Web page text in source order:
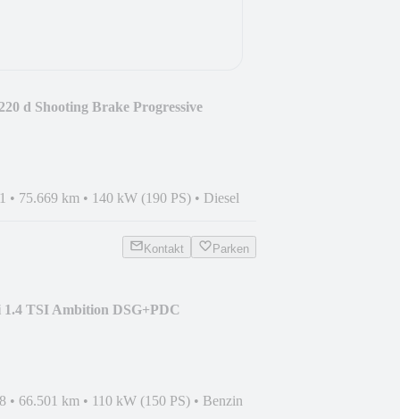
d Shooting Brake Progressive
• 75.669 km • 140 kW (190 PS) • Diesel
Kontakt Parken
1.4 TSI Ambition DSG+PDC
• 66.501 km • 110 kW (150 PS) • Benzin